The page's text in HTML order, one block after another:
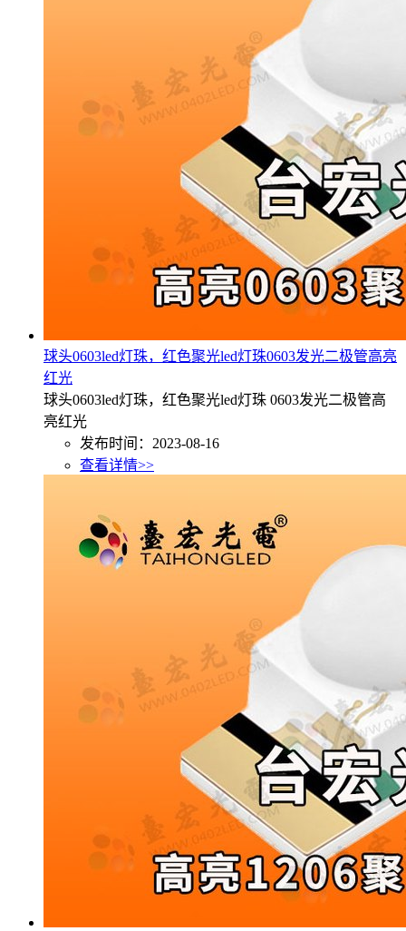
球头0603led灯珠，红色聚光led灯珠0603发光二极管高亮
红光
球头0603led灯珠，红色聚光led灯珠 0603发光二极管高
亮红光
发布时间：2023-08-16
查看详情>>